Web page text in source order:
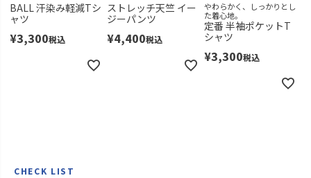
BALL 汗染み軽減Tシ
ャツ
¥3,300税込
ストレッチ天竺 イー
ジーパンツ
¥4,400税込
やわらかく、しっかりとし
た着心地。
定番 半袖ポケットT
シャツ
¥3,300税込
CHECK LIST